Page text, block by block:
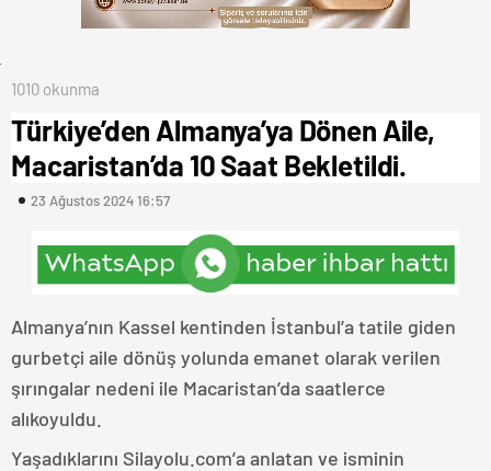
1010 okunma
Türkiye’den Almanya’ya Dönen Aile,
Macaristan’da 10 Saat Bekletildi.
23 Ağustos 2024 16:57
Almanya’nın Kassel kentinden İstanbul’a tatile giden
gurbetçi aile dönüş yolunda emanet olarak verilen
şırıngalar nedeni ile Macaristan’da saatlerce
alıkoyuldu.
Yaşadıklarını Silayolu.com’a anlatan ve isminin